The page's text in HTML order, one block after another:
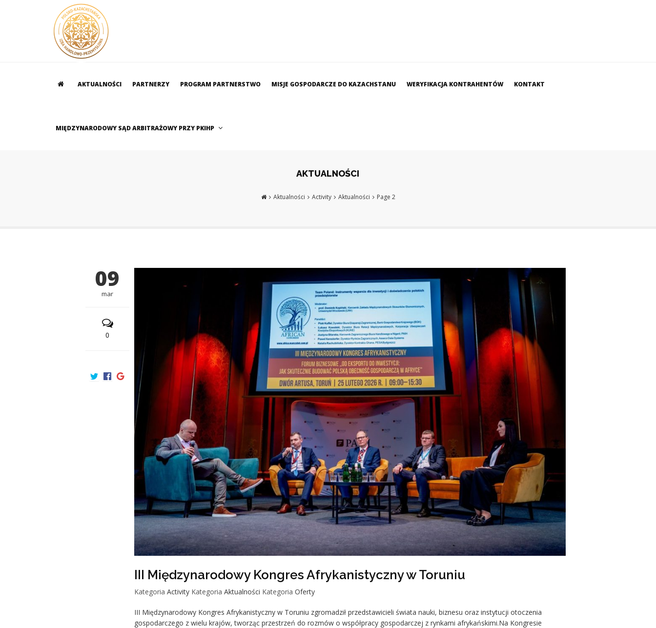
AKTUALNOŚCI PARTNERZY PROGRAM PARTNERSTWO MISJE GOSPODARCZE DO KAZACHSTANU WERYFIKACJA KONTRAHENTÓW KONTAKT
MIĘDZYNARODOWY SĄD ARBITRAŻOWY PRZY PKIHP
AKTUALNOŚCI
Aktualności Activity Aktualności Page 2
III Międzynarodowy Kongres Afrykanistyczny w Toruniu
Kategoria Activity Kategoria Aktualności Kategoria Oferty
III Międzynarodowy Kongres Afrykanistyczny w Toruniu zgromadził przedstawicieli świata nauki, biznesu oraz instytucji otoczenia
gospodarczego z wielu krajów, tworząc przestrzeń do rozmów o współpracy gospodarczej z rynkami afrykańskimi.Na Kongresie
09
mar
0